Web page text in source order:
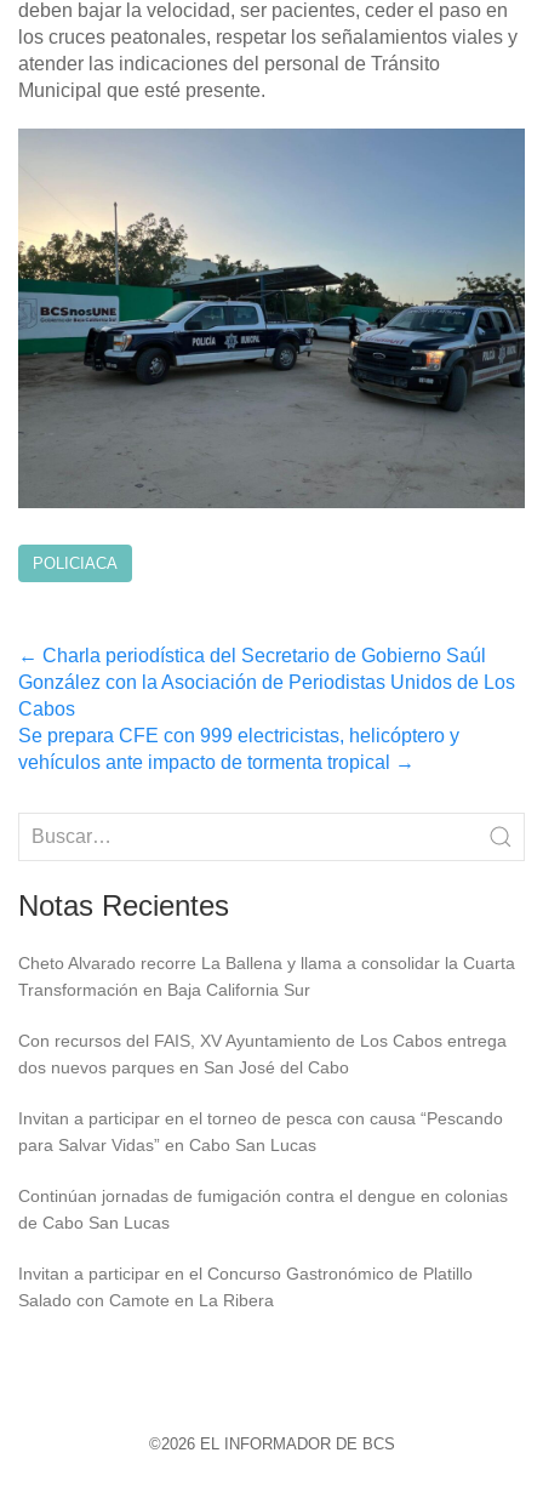
deben bajar la velocidad, ser pacientes, ceder el paso en
los cruces peatonales, respetar los señalamientos viales y
atender las indicaciones del personal de Tránsito
Municipal que esté presente.
POLICIACA
Post
navigation
← Charla periodística del Secretario de Gobierno Saúl
González con la Asociación de Periodistas Unidos de Los
Cabos
Se prepara CFE con 999 electricistas, helicóptero y
vehículos ante impacto de tormenta tropical
→
Notas Recientes
Cheto Alvarado recorre La Ballena y llama a consolidar la Cuarta
Transformación en Baja California Sur
Con recursos del FAIS, XV Ayuntamiento de Los Cabos entrega
dos nuevos parques en San José del Cabo
Invitan a participar en el torneo de pesca con causa “Pescando
para Salvar Vidas” en Cabo San Lucas
Continúan jornadas de fumigación contra el dengue en colonias
de Cabo San Lucas
Invitan a participar en el Concurso Gastronómico de Platillo
Salado con Camote en La Ribera
©2026 EL INFORMADOR DE BCS